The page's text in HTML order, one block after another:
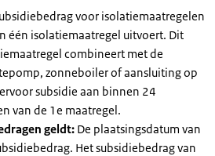
voor isolatiemaatregelen
één isolatiemaatregel uitvoert. Dit
combineert met de
zonneboiler of aansluiting op
subsidie aan binnen 24
van de 1e maatregel.
geldt: De plaatsingsdatum van
Het subsidiebedrag van